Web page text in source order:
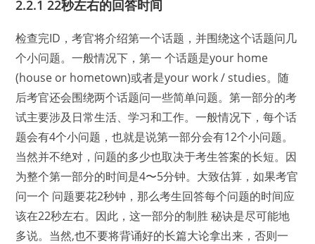
2.2.1 22秒左右的回答时间
检查完ID，考官将介绍第一个话题，并围绕这个话题问几
个小问题。一般情况下，第一 个话题是your home
(house or hometown)或者是your work / studies。随
后考官还会围绕两个话题问一些简单问题。第一部分的考
试主要涉及日常生活、学习和工作。一般情况下，每个话
题会有4个小问题，也就是说第一部分会有12个小问题。
当然并不绝对，问题的多少也取决于考生答案的长短。因
为整个第一部分的时间是4〜5分钟。大致估算，如果考官
问一个 问题要花2秒钟，那么考生回答每个问题的时间应
该在22秒左右。因此，这一部分的制胜 秘诀是尽可能地
多说。当然,也不要将背诵好的长篇大论拿出来，否则一